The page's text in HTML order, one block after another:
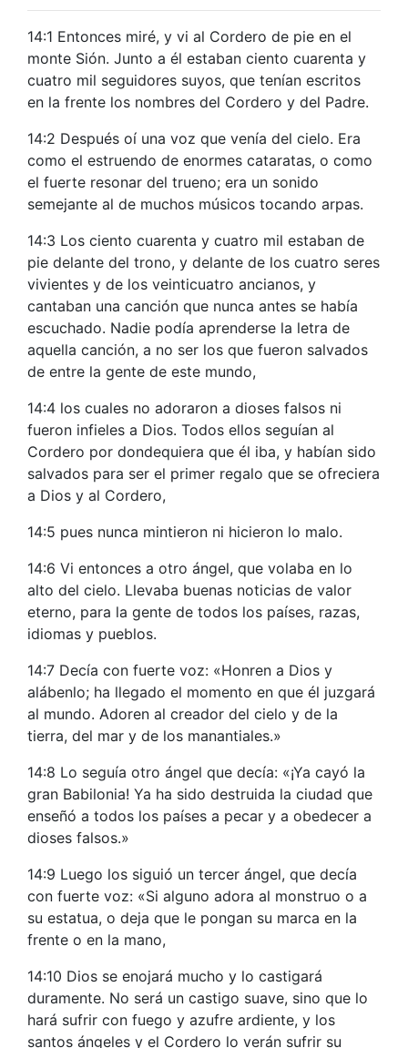
14:1 Entonces miré, y vi al Cordero de pie en el
monte Sión. Junto a él estaban ciento cuarenta y
cuatro mil seguidores suyos, que tenían escritos
en la frente los nombres del Cordero y del Padre.
14:2 Después oí una voz que venía del cielo. Era
como el estruendo de enormes cataratas, o como
el fuerte resonar del trueno; era un sonido
semejante al de muchos músicos tocando arpas.
14:3 Los ciento cuarenta y cuatro mil estaban de
pie delante del trono, y delante de los cuatro seres
vivientes y de los veinticuatro ancianos, y
cantaban una canción que nunca antes se había
escuchado. Nadie podía aprenderse la letra de
aquella canción, a no ser los que fueron salvados
de entre la gente de este mundo,
14:4 los cuales no adoraron a dioses falsos ni
fueron infieles a Dios. Todos ellos seguían al
Cordero por dondequiera que él iba, y habían sido
salvados para ser el primer regalo que se ofreciera
a Dios y al Cordero,
14:5 pues nunca mintieron ni hicieron lo malo.
14:6 Vi entonces a otro ángel, que volaba en lo
alto del cielo. Llevaba buenas noticias de valor
eterno, para la gente de todos los países, razas,
idiomas y pueblos.
14:7 Decía con fuerte voz: «Honren a Dios y
alábenlo; ha llegado el momento en que él juzgará
al mundo. Adoren al creador del cielo y de la
tierra, del mar y de los manantiales.»
14:8 Lo seguía otro ángel que decía: «¡Ya cayó la
gran Babilonia! Ya ha sido destruida la ciudad que
enseñó a todos los países a pecar y a obedecer a
dioses falsos.»
14:9 Luego los siguió un tercer ángel, que decía
con fuerte voz: «Si alguno adora al monstruo o a
su estatua, o deja que le pongan su marca en la
frente o en la mano,
14:10 Dios se enojará mucho y lo castigará
duramente. No será un castigo suave, sino que lo
hará sufrir con fuego y azufre ardiente, y los
santos ángeles y el Cordero lo verán sufrir su